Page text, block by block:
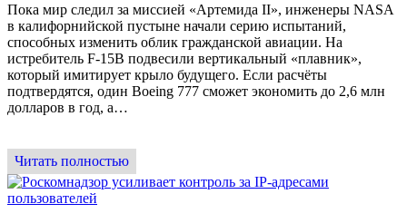
Пока мир следил за миссией «Артемида II», инженеры NASA
в калифорнийской пустыне начали серию испытаний,
способных изменить облик гражданской авиации. На
истребитель F-15B подвесили вертикальный «плавник»,
который имитирует крыло будущего. Если расчёты
подтвердятся, один Boeing 777 сможет экономить до 2,6 млн
долларов в год, а…
Читать полностью